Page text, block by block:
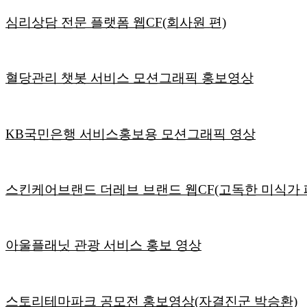
심리상담 전문 플랫폼 웹CF(회사원 편)
혈당관리 챗봇 서비스 모션그래픽 홍보영상
KB국민은행 서비스홍보용 모션그래픽 영상
스킨케어브랜드 더레브 브랜드 웹CF(고독한 미식가
아울플래닛 관광 서비스 홍보 영상
스토리테마파크 공모전 홍보영상(자결진군 박승환)